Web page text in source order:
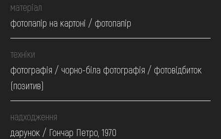
матеріал
фотопапір на картоні / фотопапір
техніки
фотографія / чорно-біла фотографія / фотовідбиток
(позитив)
надходження
дарунок / Гончар Петро, 1970